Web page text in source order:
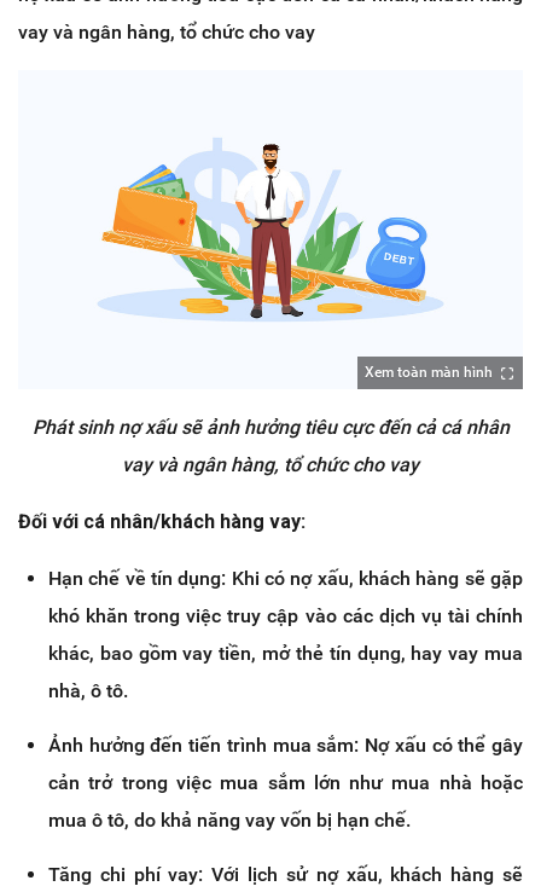
vay và ngân hàng, tổ chức cho vay
Xem toàn màn hình
Phát sinh nợ xấu sẽ ảnh hưởng tiêu cực đến cả cá nhân
vay và ngân hàng, tổ chức cho vay
Đối với cá nhân/khách hàng vay:
Hạn chế về tín dụng: Khi có nợ xấu, khách hàng sẽ gặp
khó khăn trong việc truy cập vào các dịch vụ tài chính
khác, bao gồm vay tiền, mở thẻ tín dụng, hay vay mua
nhà, ô tô.
Ảnh hưởng đến tiến trình mua sắm: Nợ xấu có thể gây
cản trở trong việc mua sắm lớn như mua nhà hoặc
mua ô tô, do khả năng vay vốn bị hạn chế.
Tăng chi phí vay: Với lịch sử nợ xấu, khách hàng sẽ